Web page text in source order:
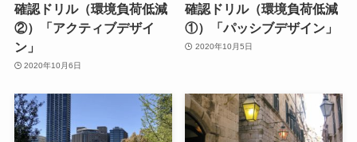
確認ドリル（環境負荷低減
②）「アクティブデザイ
ン」
2020年10月6日
確認ドリル（環境負荷低減
①）「パッシブデザイン」
2020年10月5日